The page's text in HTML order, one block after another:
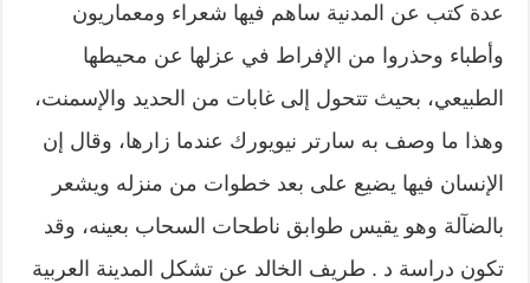
عدة كتب عن المدنية ساهم فيها شعراء ومعماريون
وأطباء وحذروا من الإفراط في عزلها عن محيطها
الطبيعي، بحيث تتحول إلى غابات من الحديد والإسمنت،
وهذا ما وصف به سارتر نيويورك عندما زارها، وقال إن
الإنسان فيها يضيع على بعد خطوات من منزله ويشعر
بالضآلة وهو يقيس طوابق ناطحات السحاب بعينه، وقد
تكون دراسة د . طريف الخالد عن تشكل المدينة العربية